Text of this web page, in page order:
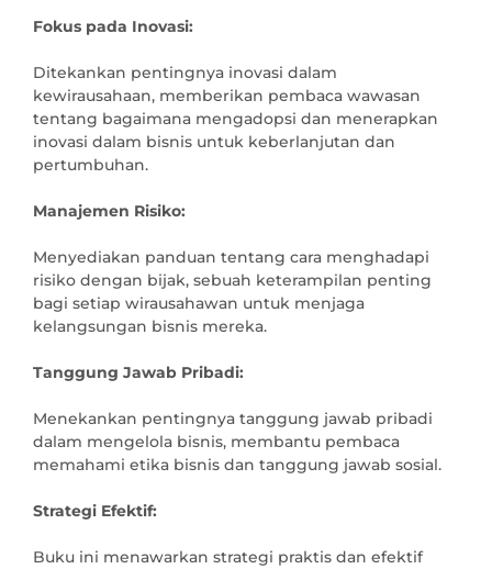
Fokus pada Inovasi:
Ditekankan pentingnya inovasi dalam
kewirausahaan, memberikan pembaca wawasan
tentang bagaimana mengadopsi dan menerapkan
inovasi dalam bisnis untuk keberlanjutan dan
pertumbuhan.
Manajemen Risiko:
Menyediakan panduan tentang cara menghadapi
risiko dengan bijak, sebuah keterampilan penting
bagi setiap wirausahawan untuk menjaga
kelangsungan bisnis mereka.
Tanggung Jawab Pribadi:
Menekankan pentingnya tanggung jawab pribadi
dalam mengelola bisnis, membantu pembaca
memahami etika bisnis dan tanggung jawab sosial.
Strategi Efektif:
Buku ini menawarkan strategi praktis dan efektif